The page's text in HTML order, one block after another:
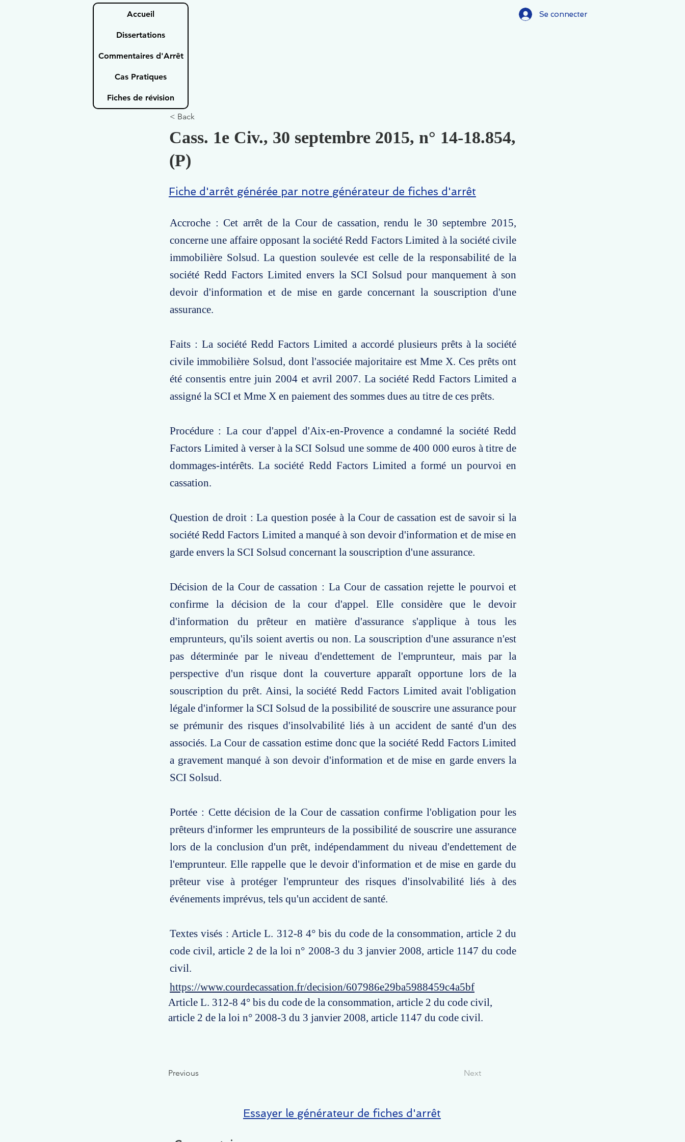
Accueil
Dissertations
Commentaires d'Arrêt
Cas Pratiques
Fiches de révision
Se connecter
< Back
Cass. 1e Civ., 30 septembre 2015, n° 14-18.854,
(P)
Fiche d'arrêt générée par notre générateur de fiches d'arrêt
Accroche : Cet arrêt de la Cour de cassation, rendu le 30 septembre 2015,
concerne une affaire opposant la société Redd Factors Limited à la société civile
immobilière Solsud. La question soulevée est celle de la responsabilité de la
société Redd Factors Limited envers la SCI Solsud pour manquement à son
devoir d'information et de mise en garde concernant la souscription d'une
assurance.
Faits : La société Redd Factors Limited a accordé plusieurs prêts à la société
civile immobilière Solsud, dont l'associée majoritaire est Mme X. Ces prêts ont
été consentis entre juin 2004 et avril 2007. La société Redd Factors Limited a
assigné la SCI et Mme X en paiement des sommes dues au titre de ces prêts.
Procédure : La cour d'appel d'Aix-en-Provence a condamné la société Redd
Factors Limited à verser à la SCI Solsud une somme de 400 000 euros à titre de
dommages-intérêts. La société Redd Factors Limited a formé un pourvoi en
cassation.
Question de droit : La question posée à la Cour de cassation est de savoir si la
société Redd Factors Limited a manqué à son devoir d'information et de mise en
garde envers la SCI Solsud concernant la souscription d'une assurance.
Décision de la Cour de cassation : La Cour de cassation rejette le pourvoi et
confirme la décision de la cour d'appel. Elle considère que le devoir
d'information du prêteur en matière d'assurance s'applique à tous les
emprunteurs, qu'ils soient avertis ou non. La souscription d'une assurance n'est
pas déterminée par le niveau d'endettement de l'emprunteur, mais par la
perspective d'un risque dont la couverture apparaît opportune lors de la
souscription du prêt. Ainsi, la société Redd Factors Limited avait l'obligation
légale d'informer la SCI Solsud de la possibilité de souscrire une assurance pour
se prémunir des risques d'insolvabilité liés à un accident de santé d'un des
associés. La Cour de cassation estime donc que la société Redd Factors Limited
a gravement manqué à son devoir d'information et de mise en garde envers la
SCI Solsud.
Portée : Cette décision de la Cour de cassation confirme l'obligation pour les
prêteurs d'informer les emprunteurs de la possibilité de souscrire une assurance
lors de la conclusion d'un prêt, indépendamment du niveau d'endettement de
l'emprunteur. Elle rappelle que le devoir d'information et de mise en garde du
prêteur vise à protéger l'emprunteur des risques d'insolvabilité liés à des
événements imprévus, tels qu'un accident de santé.
Textes visés : Article L. 312-8 4° bis du code de la consommation, article 2 du
code civil, article 2 de la loi n° 2008-3 du 3 janvier 2008, article 1147 du code
civil.
https://www.courdecassation.fr/decision/607986e29ba5988459c4a5bf
Article L. 312-8 4° bis du code de la consommation, article 2 du code civil,
article 2 de la loi n° 2008-3 du 3 janvier 2008, article 1147 du code civil.
Previous Next
Essayer le générateur de fiches d'arrêt